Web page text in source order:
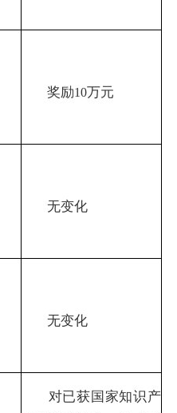
奖励10万元
无变化
无变化
对已获国家知识产